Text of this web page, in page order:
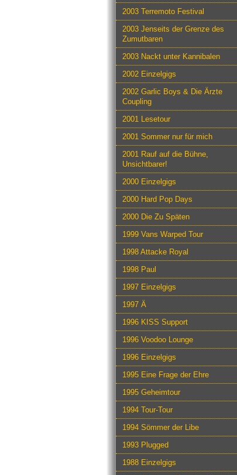
2003 Terremoto Festival
2003 Jenseits der Grenze des
Zumutbaren
2003 Nackt unter Kannibalen
2002 Einzelgigs
2002 Garlic Boys & Die Ärzte
Coupling
2001 Lesetour
2001 Sommer nur für mich
2001 Rauf auf die Bühne,
Unsichtbarer!
2000 Einzelgigs
2000 Hard Pop Days
2000 Die Zu Späten
1999 Vans Warped Tour
1998 Attacke Royal
1998 Paul
1997 Einzelgigs
1997 Ä
1996 KISS Support
1996 Voodoo Lounge
1996 Einzelgigs
1995 Eine Frage der Ehre
1995 Geheimtour
1994 Tour-Tour
1994 Sömmer der Libe
1993 Plugged
1988 Einzelgigs